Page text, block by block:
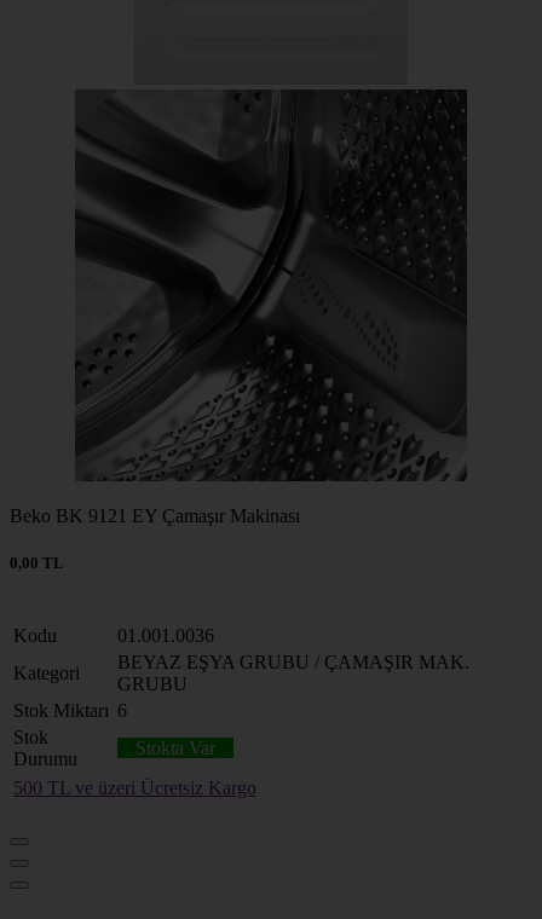
Beko BK 9121 EY Çamaşır Makinası
0,00 TL
Kodu
01.001.0036
Kategori
BEYAZ EŞYA GRUBU / ÇAMAŞIR MAK.
GRUBU
Stok Miktarı 6
Stok
Durumu
Stokta Var
500 TL ve üzeri Ücretsiz Kargo